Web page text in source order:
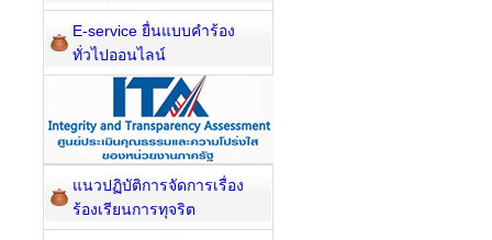
E-service ยื่นแบบคำร้อง
ทั่วไปออนไลน์
แนวปฏิบัติการจัดการเรื่อง
ร้องเรียนการทุจริต